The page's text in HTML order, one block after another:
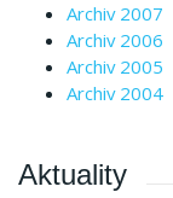
Archiv 2007
Archiv 2006
Archiv 2005
Archiv 2004
Aktuality